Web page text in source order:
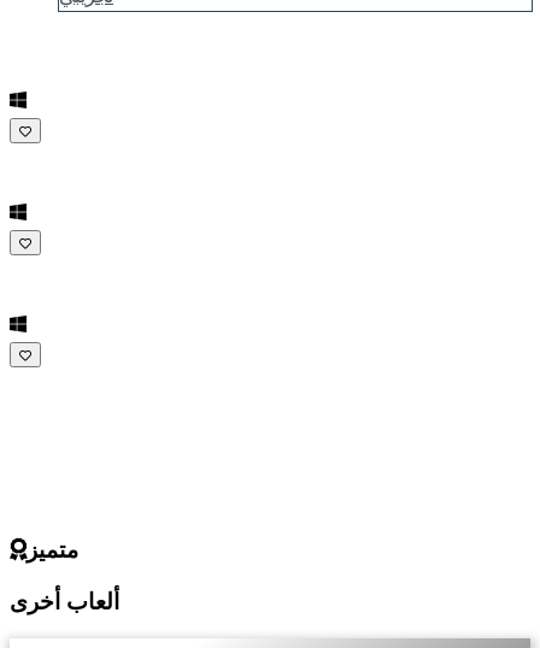
متميز
ألعاب أخرى